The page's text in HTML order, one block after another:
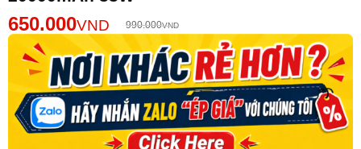
650.000VND 990.000VND